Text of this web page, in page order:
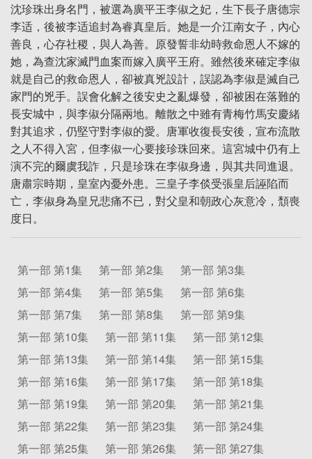
沈珍珠出身名門，被選為廣平王李俶之妃，生下長子唐德宗
李适，後被李适追封為睿真皇后。她是一介江南女子，內心
善良，心存社稷，與人為善。原發誓非幼時救命恩人不嫁的
她，為查沈家滅門血案而嫁入廣平王府。雖然後來確定李俶
就是自己的救命恩人，卻被真兇設計，誤認為李俶是滅自己
家門的兇手。誤會化解之後安史之亂爆發，卻被困在落難的
長安城中，與李俶分隔兩地。離散之中雖有青梅竹馬安慶緒
對其追求，仍堅守對李俶的愛。唐軍收復長安後，宣布流散
之人不得入宮，但李俶一心要接珍珠回來。這宮城中仍有上
演不完的爾虞我詐，只是珍珠在李俶身邊，與其共同進退。
唐肅宗時期，皇室內憂外患。三皇子李倓受張皇后誣陷而
亡，李俶身為皇兄悲痛不已，對父皇和朝政心灰意冷，頹喪
度日。
第一部 第1集 第一部 第2集
第一部 第3集
第一部 第4集
第一部 第5集
第一部 第6集
第一部 第7集
第一部 第8集
第一部 第9集
第一部 第10集
第一部 第11集
第一部 第12集
第一部 第13集
第一部 第14集
第一部 第15集
第一部 第16集
第一部 第17集
第一部 第18集
第一部 第19集
第一部 第20集
第一部 第21集
第一部 第22集
第一部 第23集
第一部 第24集
第一部 第25集
第一部 第26集
第一部 第27集